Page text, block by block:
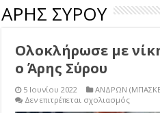
ΑΡΗΣ ΣΥΡΟΥ
Ολοκλήρωσε με
ο Άρης Σύρου
5 Ιουνίου 2022 ΑΝΔΡΩΝ
Δεν επιτρέπεται σχολιασμόςστο